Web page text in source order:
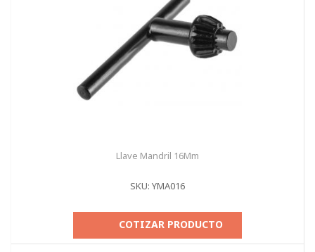
Llave Mandril 16Mm
SKU: YMA016
COTIZAR PRODUCTO